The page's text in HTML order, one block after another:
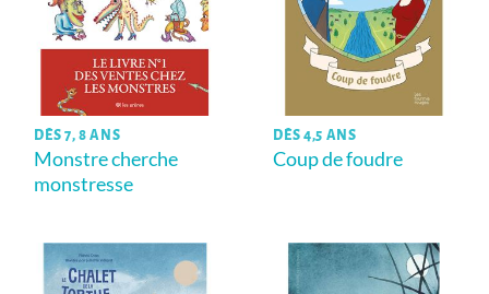
DÈS 7, 8 ANS
Monstre cherche
monstresse
DÈS 4,5 ANS
Coup de foudre